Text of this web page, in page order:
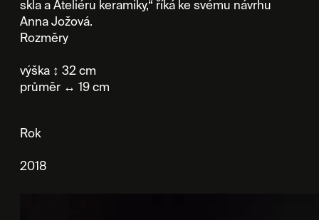
skla a Ateliéru keramiky,“ říká ke svému návrhu
Anna Jožová.
Rozměry
výška ↕ 32 cm
průměr ↔ 19 cm
Rok
2018